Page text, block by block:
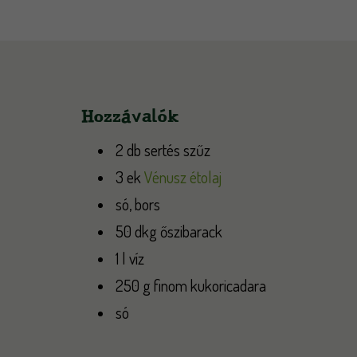
Hozzávalók
2 db sertés szűz
3 ekVénusz étolaj
só, bors
50 dkg őszibarack
1 l víz
250 g finom kukoricadara
só